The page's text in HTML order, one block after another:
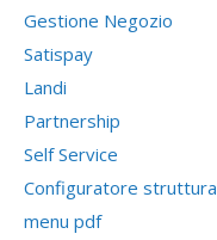
Gestione Negozio
Satispay
Landi
Partnership
Self Service
Configuratore struttura
menu pdf